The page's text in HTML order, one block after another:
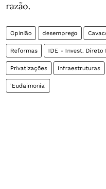
razão.
Opinião desemprego
Reformas IDE - Invest. Direto
Privatizações infraestruturas
'Eudaimonia'